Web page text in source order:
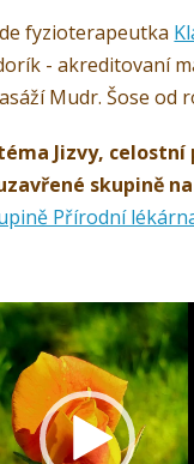
fyzioterapeutka
- akreditovaní
Mudr. Šose od
Jizvy, celostní
skupině
Přírodní